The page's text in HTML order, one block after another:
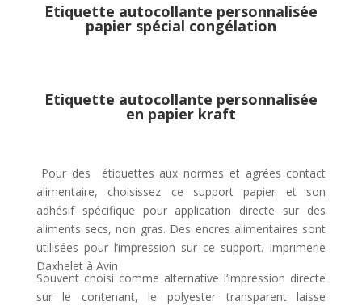
Etiquette autocollante personnalisée
papier spécial congélation
Etiquette autocollante personnalisée
en papier kraft
Pour des étiquettes aux normes et agrées contact
alimentaire, choisissez ce support papier et son
adhésif spécifique pour application directe sur des
aliments secs, non gras. Des encres alimentaires sont
utilisées pour l’impression sur ce support. Imprimerie
Daxhelet à Avin
Souvent choisi comme alternative l‘impression directe
sur le contenant, le polyester transparent laisse